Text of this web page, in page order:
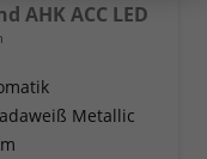
AHK ACC LED
Metallic